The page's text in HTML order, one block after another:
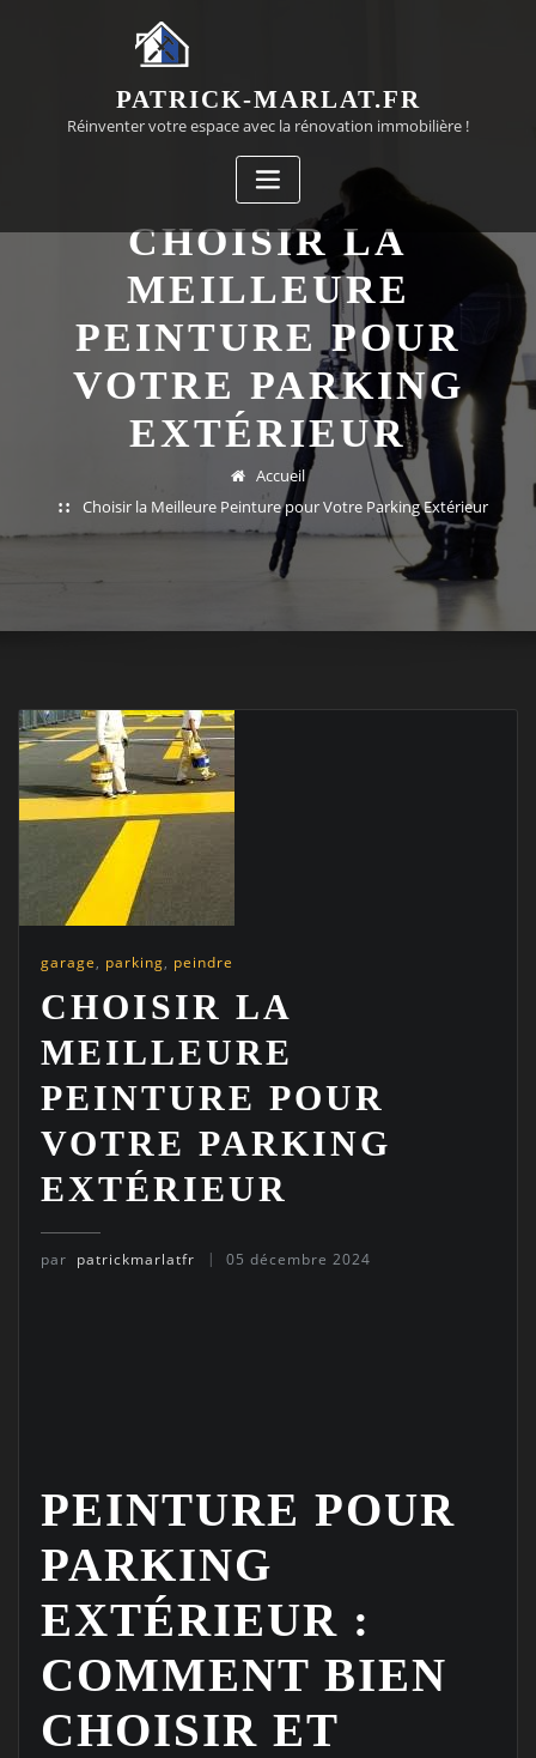
PATRICK-MARLAT.FR
Réinventer votre espace avec la rénovation immobilière !
CHOISIR LA
MEILLEURE
PEINTURE POUR
VOTRE PARKING
EXTÉRIEUR
Accueil
Choisir la Meilleure Peinture pour Votre Parking Extérieur
garage, parking, peindre
CHOISIR LA
MEILLEURE
PEINTURE POUR
VOTRE PARKING
EXTÉRIEUR
par patrickmarlatfr 05 décembre 2024
PEINTURE POUR
PARKING
EXTÉRIEUR :
COMMENT BIEN
CHOISIR ET